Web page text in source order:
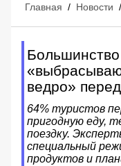
Главная / Новости /
Большинство
ведро»
64% туристов
пригодную еду,
поездку.
специальный
продуктов и